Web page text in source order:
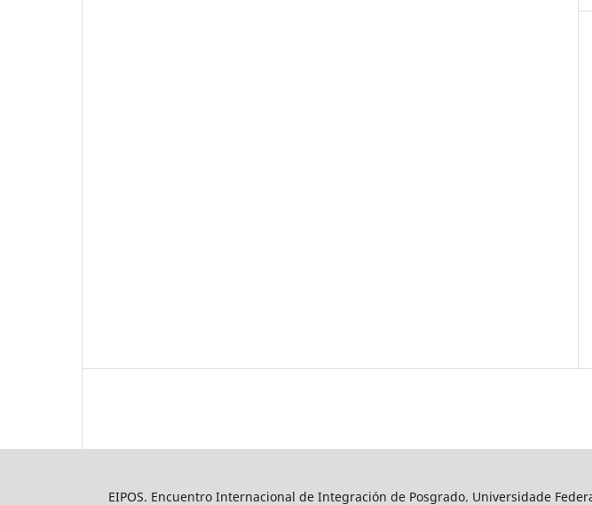
EIPOS. Encuentro Internacional de Integración de Posgrado. Universidade